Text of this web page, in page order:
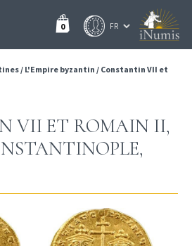
0
/ L'Empire byzantin / Constantin VII et
VII ET ROMAIN II,